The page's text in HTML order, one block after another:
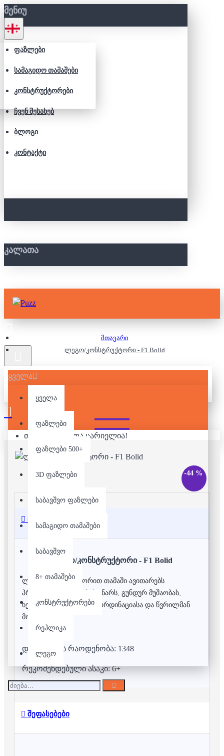
ᲛᲔᲜᲘᲣ
ᲤᲐᲖᲚᲔᲑᲘ
ᲡᲐᲛᲐᲒᲘᲓᲝ ᲗᲐᲛᲐᲨᲔᲑᲘ
ᲙᲝᲜᲡᲢᲠᲣᲥᲢᲝᲠᲔᲑᲘ
ᲩᲕᲔᲜ ᲨᲔᲡᲐᲮᲔᲑ
ᲑᲚᲝᲒᲘ
ᲙᲝᲜᲢᲐᲥᲢᲘ
ᲙᲐᲚᲐᲗᲐ
ყველა
ყველა
ფაზლები
ფაზლები 500+
3D ფაზლები
საბავშვო ფაზლები
სამაგიდო თამაშები
საბავშვო
8+ თამაშები
კონსტრუქტორები
რეპლიკა
ლეგო
თქვენი კალათა ცარიელია!
მთავარი
ლეგო/კონსტრუქტორი - F1 Bolid
ᲚᲔᲒᲝ/ᲙᲝᲜᲡᲢᲠᲣᲥᲢᲝᲠᲘ -
-44 %
აღწერა
ლეგო/კონსტრუქტორი - F1 Bolid
ლეგო/კონსტრუქტორით თამაში ავითარებს
პრობლემის გადაჭრის უნარს, გუნდურ მუშაობას,
ხელისა და თვალის კოორდინაციასა და წვრილმან
მოტორიკას.
დეტალების რაოდენობა: 1348
რეკომენდებული ასაკი: 6+
შეფასებები